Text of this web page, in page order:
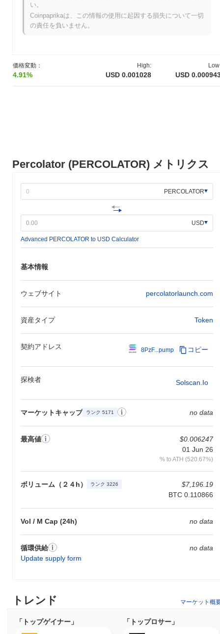
Percolator (PERCOLATOR) メトリクス
PERCOLATOR
USD
Advanced PERCOLATOR to USD Calculator
基本情報
ウェブサイト percolatorlaunch.com
資産タイプ Token
契約アドレス 8PzF...pump コピー
探検者 Solscan.io
マーケットキャップ ランク 5171 no data
最高値
$0.006247
01 Jun 26
% to ATH (520.67%)
ボリューム（２４h） ランク 3226
$7,196.19
BTC 0.110866
Vol / M Cap (24h) no data
循環供給
Update supply form
no data
価格変動：
4.91%
High:
USD 0.001028 USD
Percolatorは現在、ATHより
Percolatorは、より広範な暗号市場と比較してどのよ
うなパフォーマンスですか？
た全体の暗号市場を下回っています。これは、より広範な市場の
モメンタムと比較して、PERCOLATORの価格アクションにおけ
い。
Coinpaprikaは、この情報の使用に起因する損失について一切
の責任を負いません。
トレンド マーケット概
「トップゲイナー」 「トップロサー」